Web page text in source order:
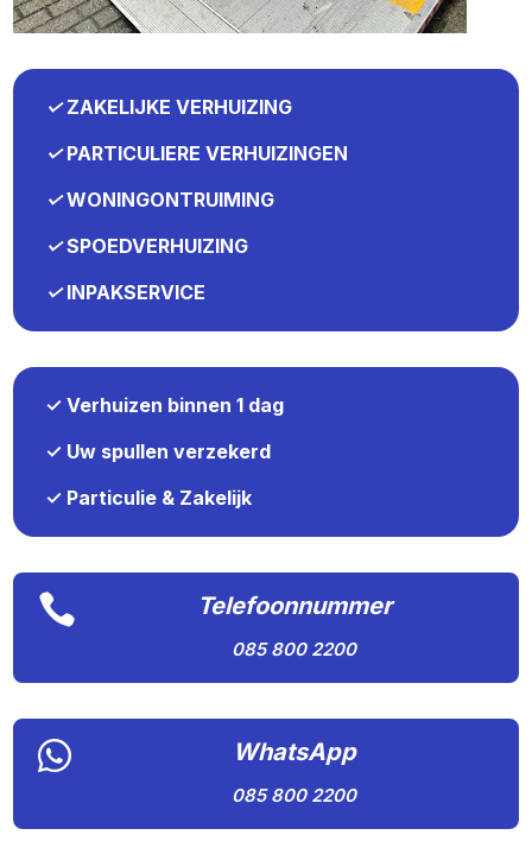
✓ZAKELIJKE VERHUIZING
✓PARTICULIERE VERHUIZINGEN
✓WONINGONTRUIMING
✓SPOEDVERHUIZING
✓INPAKSERVICE
✓ Verhuizen binnen 1 dag
✓ Uw spullen verzekerd
✓ Particulie & Zakelijk
 Telefoonnummer
085 800 2200
 WhatsApp
085 800 2200